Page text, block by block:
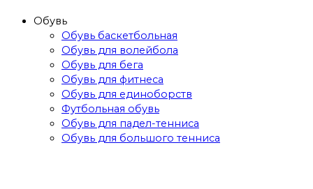
Обувь
Обувь баскетбольная
Обувь для волейбола
Обувь для бега
Обувь для фитнеса
Обувь для единоборств
Футбольная обувь
Обувь для падел-тенниса
Обувь для большого тенниса